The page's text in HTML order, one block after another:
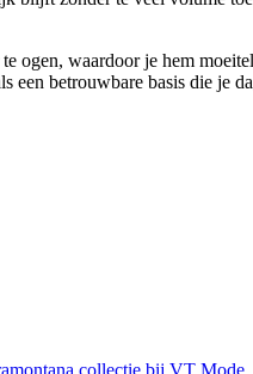
ogen, waardoor je hem
een betrouwbare basis die je